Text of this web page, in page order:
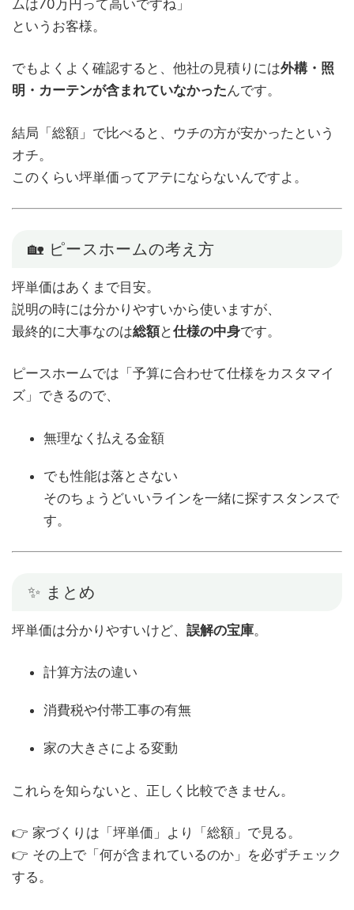
ムは70万円って高いですね」
というお客様。
でもよくよく確認すると、他社の見積りには外構・照
明・カーテンが含まれていなかったんです。
結局「総額」で比べると、ウチの方が安かったという
オチ。
このくらい坪単価ってアテにならないんですよ。
🏡 ピースホームの考え方
坪単価はあくまで目安。
説明の時には分かりやすいから使いますが、
最終的に大事なのは総額と仕様の中身です。
ピースホームでは「予算に合わせて仕様をカスタマイ
ズ」できるので、
無理なく払える金額
でも性能は落とさない
そのちょうどいいラインを一緒に探すスタンスで
す。
✨ まとめ
坪単価は分かりやすいけど、 誤解の宝庫。
計算方法の違い
消費税や付帯工事の有無
家の大きさによる変動
これらを知らないと、正しく比較できません。
👉 家づくりは「坪単価」より「総額」で見る。
👉 その上で「何が含まれているのか」を必ずチェック
する。